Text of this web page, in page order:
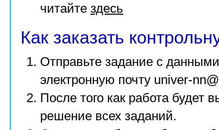
читайте здесь
Как заказать
Отправьте задание с
электронную почту univer-
После того как работа будет
решение всех заданий.